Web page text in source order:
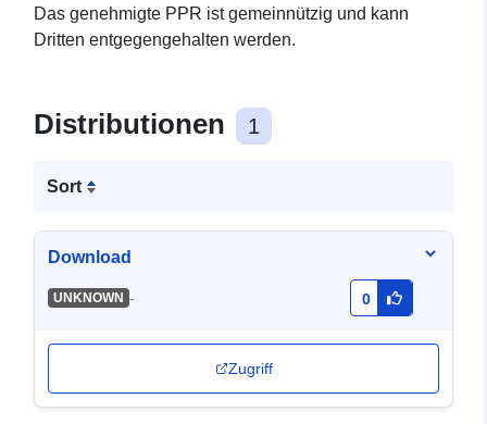
Das genehmigte PPR ist gemeinnützig und kann
Dritten entgegengehalten werden.
Distributionen 1
Sort
Download
UNKNOWN - 0
Zugriff